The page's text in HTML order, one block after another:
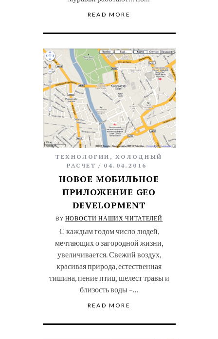
READ MORE
ТЕХНОЛОГИИ ,ХОЛОДНЫЙ
РАСЧЕТ
04.04.2016
НОВОЕ МОБИЛЬНОЕ
ПРИЛОЖЕНИЕ GEO
DEVELOPMENT
BY НОВОСТИ НАШИХ ЧИТАТЕЛЕЙ
С каждым годом число людей,
мечтающих о загородной жизни,
увеличивается. Свежий воздух,
красивая природа, естественная
тишина, пение птиц, шелест травы и
близость воды –…
READ MORE